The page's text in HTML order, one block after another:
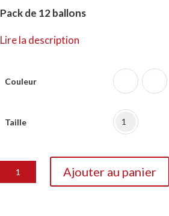
678.00€. 372.90€.
Pack de 12 ballons
Lire la description
Couleur
Taille 1
quantité
de
Ajouter au panier